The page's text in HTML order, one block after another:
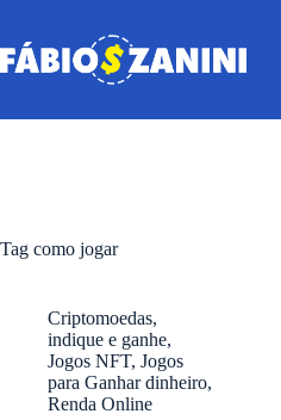
o
conteúdo
Tag como jogar
Criptomoedas,
indique e ganhe,
Jogos NFT, Jogos
para Ganhar dinheiro,
Renda Online